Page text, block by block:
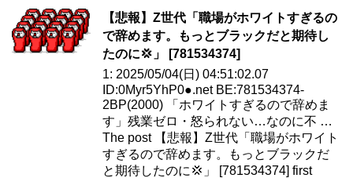
【悲報】Z世代「職場がホワイトすぎるの
で辞めます。もっとブラックだと期待し
たのに💢」 [781534374]
1: 2025/05/04(日) 04:51:02.07
ID:0Myr5YhP0●.net BE:781534374-
2BP(2000) 「ホワイトすぎるので辞めま
す」残業ゼロ・怒られない…なのに不 …
The post 【悲報】Z世代「職場がホワイト
すぎるので辞めます。もっとブラックだ
と期待したのに💢」 [781534374] first